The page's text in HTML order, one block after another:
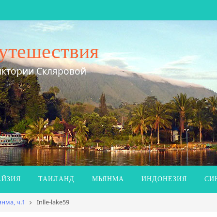
Скляровой
ТАИЛАНД МЬЯНМА ИНДОНЕЗИЯ
ч.1 Inlle-lake59